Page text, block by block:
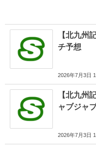
【北九州
チ予想
2026年7月3日
【北九州
ャブジャ
2026年7月3日